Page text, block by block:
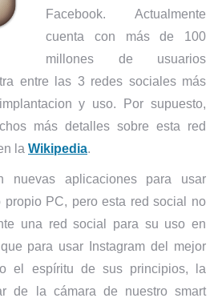
Facebook. Actualmente
cuenta con más de 100
millones de usuarios
entre las 3 redes sociales más
y uso. Por supuesto,
más detalles sobre esta red
la Wikipedia.
nuevas aplicaciones para usar
propio PC, pero esta red social no
una red social para su uso en
para usar Instagram del mejor
el espíritu de sus principios, la
de la cámara de nuestro smart